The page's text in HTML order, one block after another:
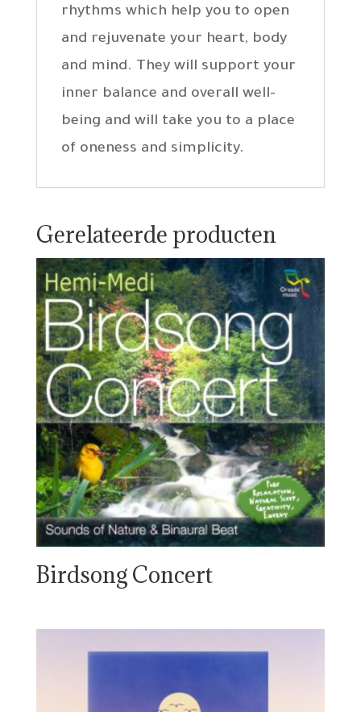
rhythms which help you to open
and rejuvenate your heart, body
and mind. They will support your
inner balance and overall well-
being and will take you to a place
of oneness and simplicity.
Gerelateerde producten
Birdsong Concert